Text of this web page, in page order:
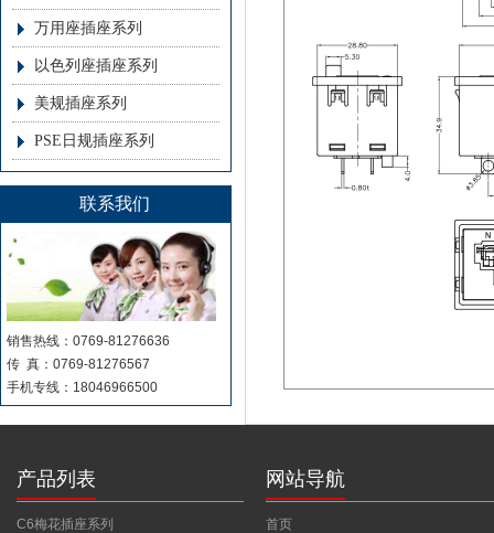
万用座插座系列
以色列座插座系列
美规插座系列
PSE日规插座系列
联系我们
销售热线：0769-81276636
传 真：0769-81276567
手机专线：18046966500
产品列表
C6梅花插座系列
网站导航
首页